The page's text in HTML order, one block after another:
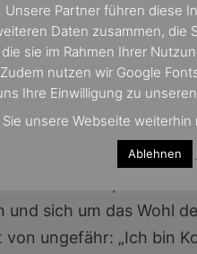
Thorsten
Schiff Herz
Alles Inklusive
ergänzt. Exklusiv für
sich um das Wohl
ungefähr: „Ich bin
Unsere Partner führen diese
Daten zusammen, die
die sie im Rahmen Ihrer
Zudem nutzen wir Google
Ihre Einwilligung zu
Sie unsere Webseite
Ablehnen